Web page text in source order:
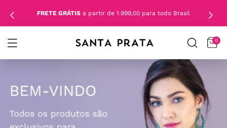
FRETE GRÁTIS a partir de 1.999,00 para todo Brasil
0